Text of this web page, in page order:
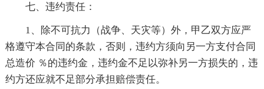
七、违约责任：
1、除不可抗力（战争、天灾等）外，甲乙双方应严
格遵守本合同的条款，否则，违约方须向另一方支付合同
总造价 ％的违约金，违约金不足以弥补另一方损失的，违
约方还应就不足部分承担赔偿责任。